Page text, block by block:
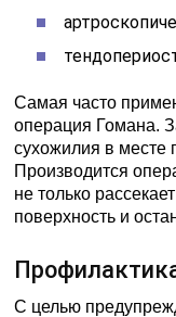
Самая часто
операция Гомана.
сухожилия в месте
Производится
не только
поверхность и
С целью